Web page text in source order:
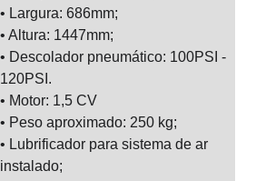
• Largura: 686mm;
• Altura: 1447mm;
• Descolador pneumático: 100PSI -
120PSI.
• Motor: 1,5 CV
• Peso aproximado: 250 kg;
• Lubrificador para sistema de ar
instalado;